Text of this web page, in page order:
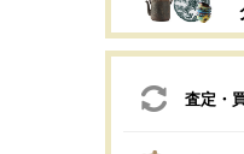
査定・